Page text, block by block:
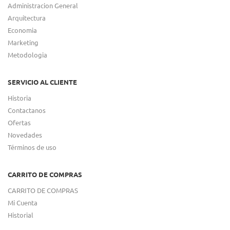
Administracion General
Arquitectura
Economia
Marketing
Metodologia
SERVICIO AL CLIENTE
Historia
Contactanos
Ofertas
Novedades
Términos de uso
CARRITO DE COMPRAS
CARRITO DE COMPRAS
Mi Cuenta
Historial